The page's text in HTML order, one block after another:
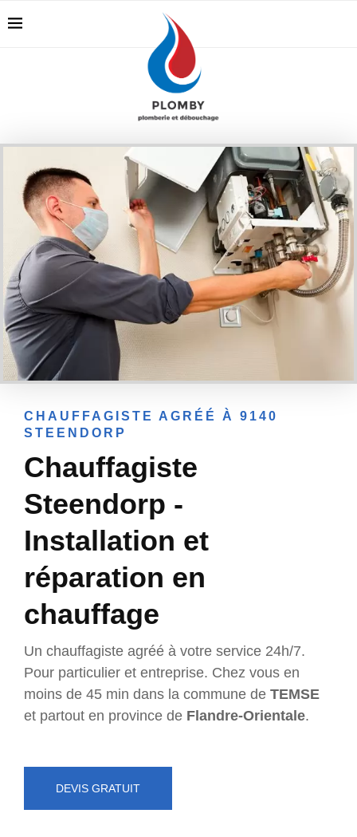
CHAUFFAGISTE AGRÉÉ À 9140
STEENDORP
Chauffagiste
Steendorp -
Installation et
réparation en
chauffage
Un chauffagiste agréé à votre service 24h/7.
Pour particulier et entreprise. Chez vous en
moins de 45 min dans la commune de TEMSE
et partout en province de Flandre-Orientale.
DEVIS GRATUIT